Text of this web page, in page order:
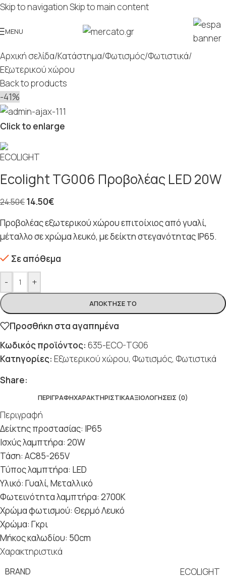
Skip to navigationSkip to main content
MENU
Αρχική σελίδα/Κατάστημα/Φωτισμός/Φωτιστικά/
Εξωτερικού χώρου
Back to products
-41%
Click to enlarge
Ecolight TG006 Προβολέας LED 20W
24.50€14.50€
Προβολέας εξωτερικού χώρου επιτοίχιος από γυαλί,
μέταλλο σε χρώμα λευκό, με δείκτη στεγανότητας IP65.
Σε απόθεμα
- +
ΑΠΌΚΤΗΣΈ ΤΟ
Προσθήκη στα αγαπημένα
Κωδικός προϊόντος: 635-ECO-TG06
Κατηγορίες: Εξωτερικού χώρου, Φωτισμός, Φωτιστικά
Share:
ΠΕΡΙΓΡΑΦΉΧΑΡΑΚΤΗΡΙΣΤΙΚΆΑΞΙΟΛΟΓΉΣΕΙΣ (0)
Περιγραφή
Δείκτης προστασίας: IP65​
Iσχύς λαμπτήρα: 20W​
Τάση: AC85-265V​
Τύπος λαμπτήρα: LED​
Υλικό: Γυαλί, Μεταλλικό​
Φωτεινότητα λαμπτήρα: 2700Κ​
Xρώμα φωτισμού: Θερμό Λευκό​
Χρώμα: Γκρι​
Μήκος καλωδίου: 50cm
Χαρακτηριστικά
BRAND
ECOLIGHT